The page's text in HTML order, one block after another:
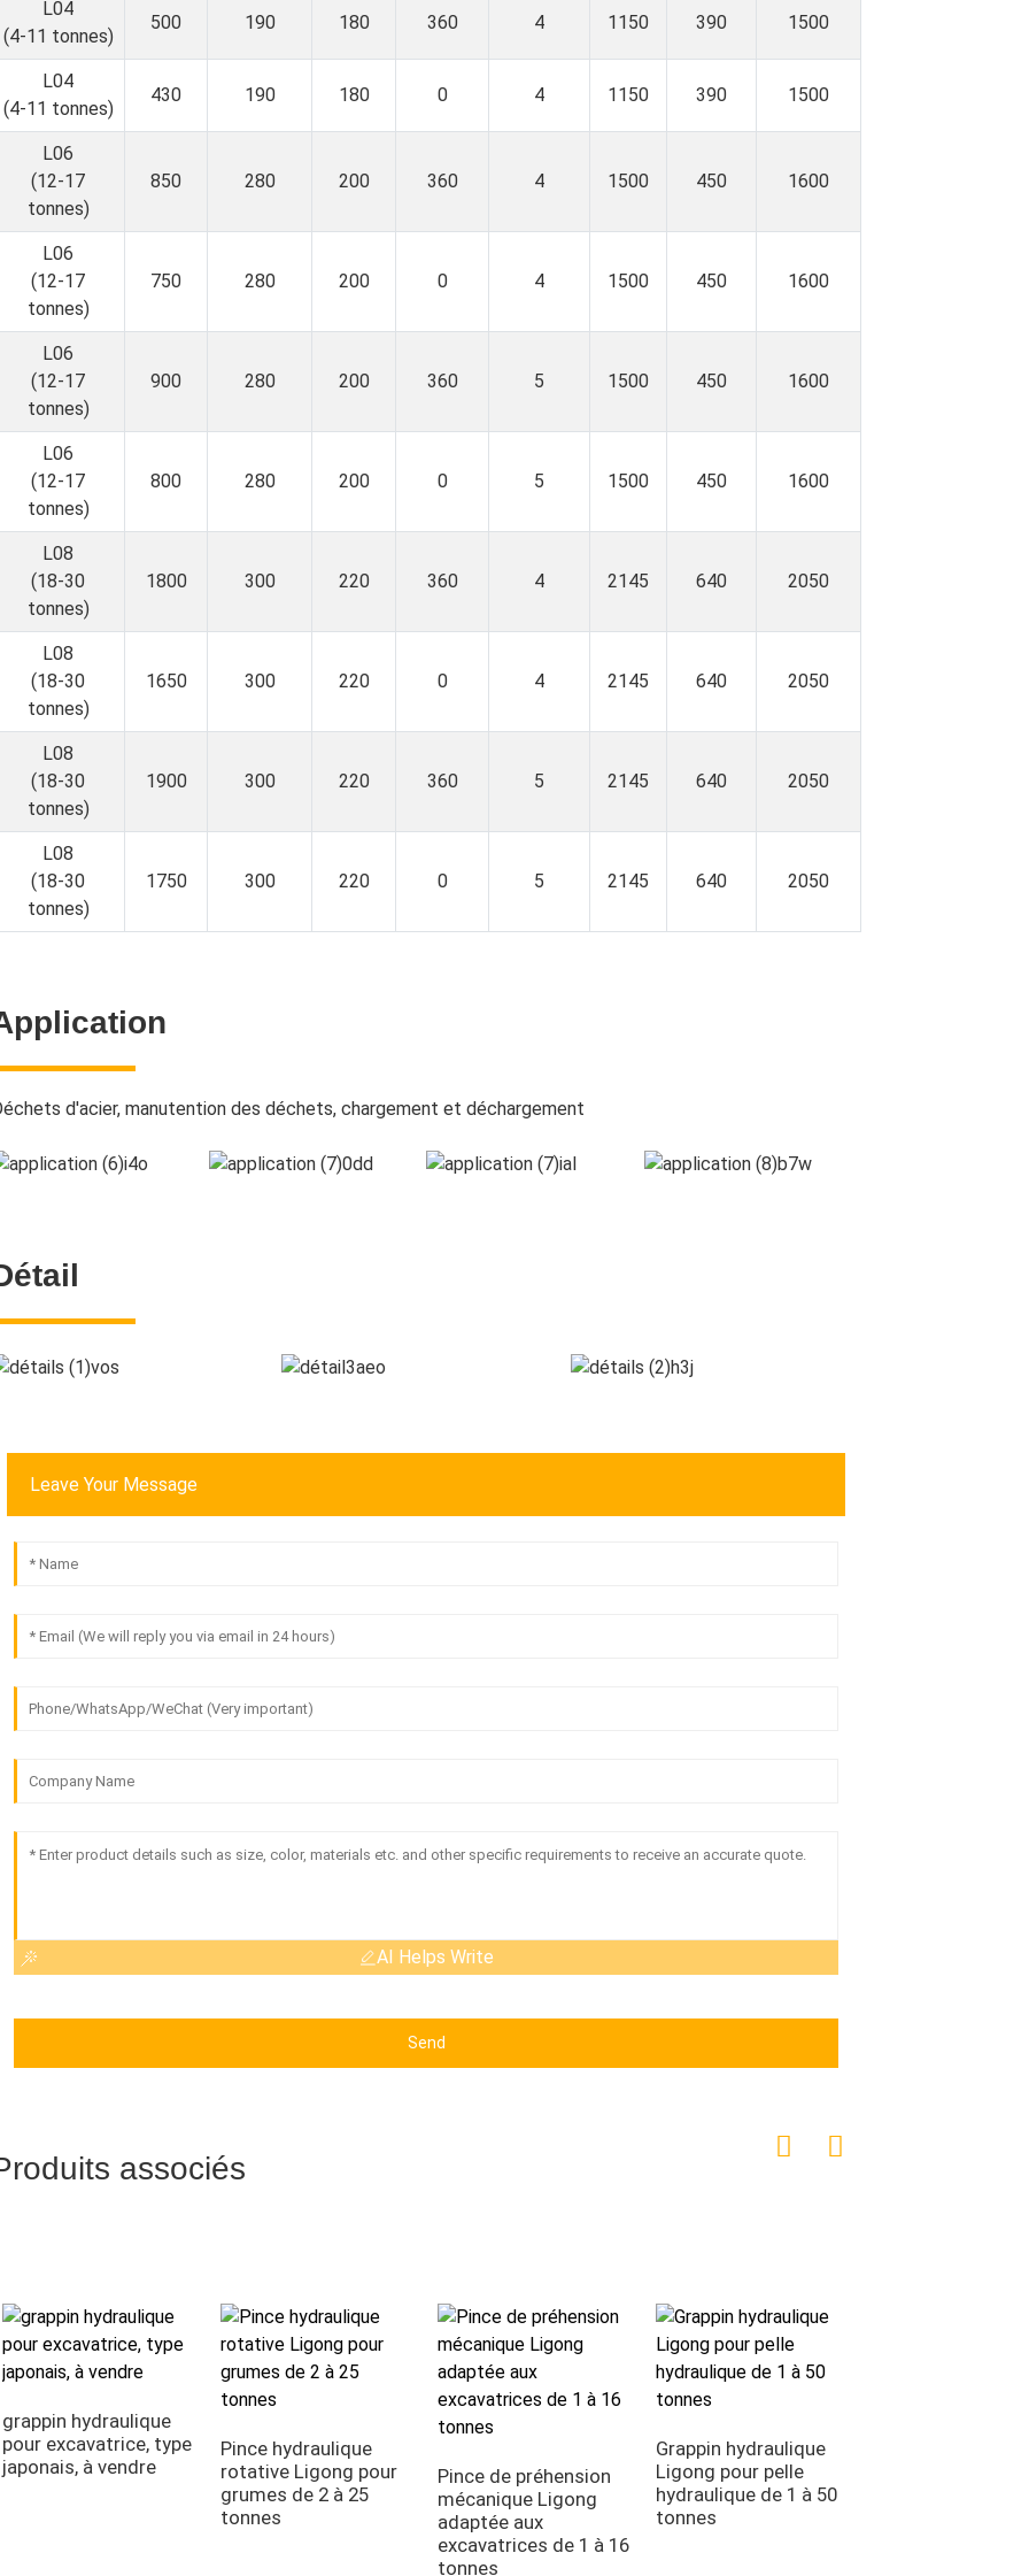
L04
(4-11 tonnes)
500 190 180 360 4 1150 390 1500
L04
(4-11 tonnes)
430 190 180 0 4 1150 390 1500
L06
(12-17
tonnes)
850 280 200 360 4 1500 450 1600
L06
(12-17
tonnes)
750 280 200 0 4 1500 450 1600
L06
(12-17
tonnes)
900 280 200 360 5 1500 450 1600
L06
(12-17
tonnes)
800 280 200 0 5 1500 450 1600
L08
(18-30
tonnes)
1800 300 220 360 4 2145 640 2050
L08
(18-30
tonnes)
1650 300 220 0 4 2145 640 2050
L08
(18-30
tonnes)
1900 300 220 360 5 2145 640 2050
L08
(18-30
tonnes)
1750 300 220 0 5 2145 640 2050
d'acier, manutention des déchets, chargement et déchargement
Leave Your Message
AI Helps Write
Send
associés
grappin hydraulique
pour excavatrice, type
japonais, à vendre
Pince hydraulique
rotative Ligong pour
grumes de 2 à 25
tonnes
Pince de préhension
mécanique Ligong
adaptée aux
excavatrices de 1 à 16
tonnes
Grappin hydraulique
Ligong pour pelle
hydraulique de 1 à 50
tonnes